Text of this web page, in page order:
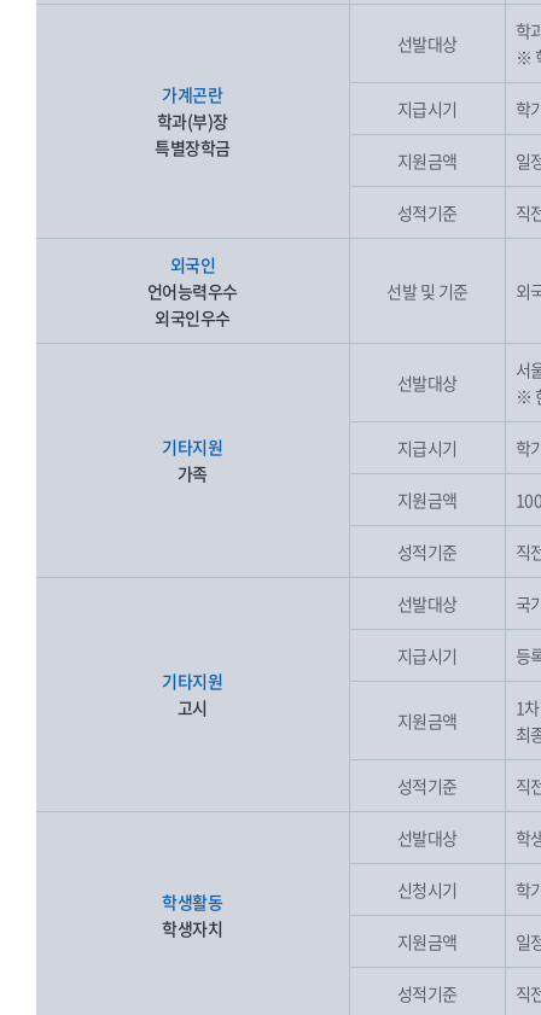
가계곤란
학과(부)장
특별장학금
선발대상
학
※
지급시기 학
지원금액 일
성적기준 직
외국인
언어능력우수
외국인우수
선발 및 기준 외
기타지원
가족
선발대상
서
※
지급시기 학
지원금액
성적기준 직
기타지원
고시
선발대상 국
지급시기 등
지원금액
1
최
성적기준 직
학생활동
학생자치
선발대상 학
신청시기 학
지원금액 일
성적기준 직